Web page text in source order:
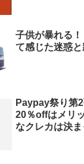
子供が暴れる
て感じた迷惑
Paypay祭り第
20％offはメリ
なクレカは決ま